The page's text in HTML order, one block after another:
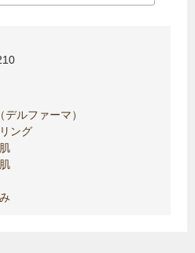
ルファーマ）
ング